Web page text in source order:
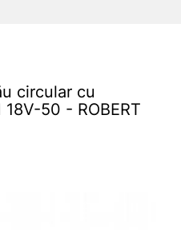
circular cu
50 - ROBERT